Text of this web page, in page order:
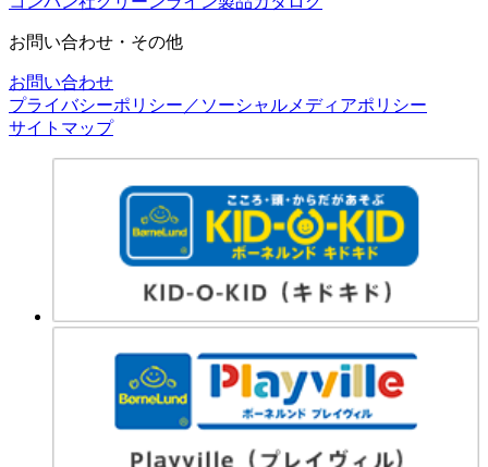
お問い合わせ・その他
お問い合わせ
プライバシーポリシー／ソーシャルメディアポリシー
サイトマップ